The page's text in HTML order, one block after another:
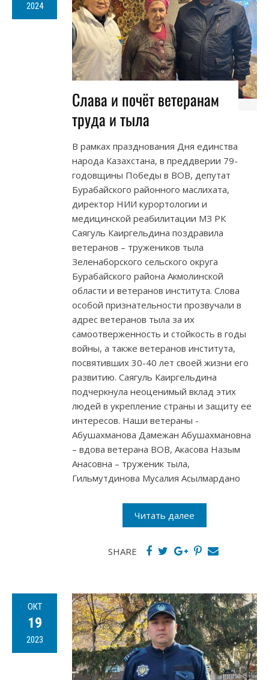
2024
Слава и почёт ветеранам
труда и тыла
В рамках празднования Дня единства
народа Казахстана, в преддверии 79-
годовщины Победы в ВОВ, депутат
Бурабайского районного маслихата,
директор НИИ курортологии и
медицинской реабилитации МЗ РК
Саягуль Каиргельдина поздравила
ветеранов – тружеников тыла
Зеленаборского сельского округа
Бурабайского района Акмолинской
области и ветеранов института. Слова
особой признательности прозвучали в
адрес ветеранов тыла за их
самоотверженность и стойкость в годы
войны, а также ветеранов института,
посвятивших 30-40 лет своей жизни его
развитию. Саягуль Каиргельдина
подчеркнула неоценимый вклад этих
людей в укрепление страны и защиту ее
интересов. Наши ветераны -
Абушахманова Дамежан Абушахмановна
– вдова ветерана ВОВ, Акасова Назым
Анасовна – труженик тыла,
Гильмутдинова Мусалия Асылмардано
Читать далее
SHARE
ОКТ
19
2023